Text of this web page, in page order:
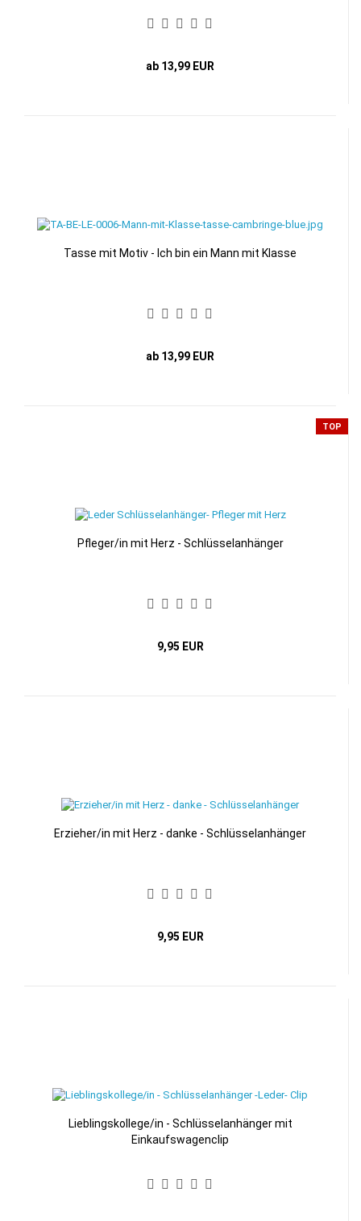
ab 13,99 EUR
Tasse mit Motiv - Ich bin ein Mann mit Klasse
ab 13,99 EUR
TOP
Pfleger/in mit Herz - Schlüsselanhänger
9,95 EUR
Erzieher/in mit Herz - danke - Schlüsselanhänger
9,95 EUR
Lieblingskollege/in - Schlüsselanhänger mit
Einkaufswagenclip